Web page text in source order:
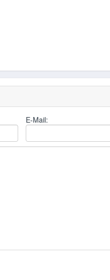
Т Н страницы 3 – 5 Ответы
E-Mail: